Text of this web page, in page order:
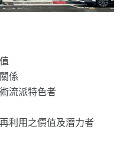
係
流派特色者
利用之價值及潛力者